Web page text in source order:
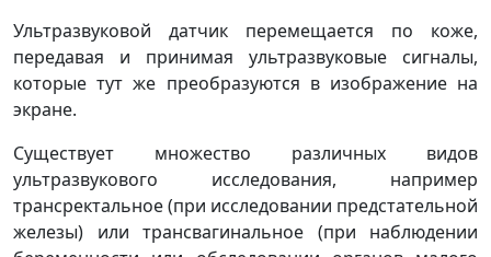
Ультразвуковой датчик перемещается по коже,
передавая и принимая ультразвуковые сигналы,
которые тут же преобразуются в изображение на
экране.
Существует множество различных видов
ультразвукового исследования, например
трансректальное (при исследовании предстательной
железы) или трансвагинальное (при наблюдении